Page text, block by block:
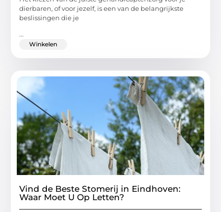
dierbaren, of voor jezelf, is een van de belangrijkste
beslissingen die je
...
Winkelen
Vind de Beste Stomerij in Eindhoven:
Waar Moet U Op Letten?